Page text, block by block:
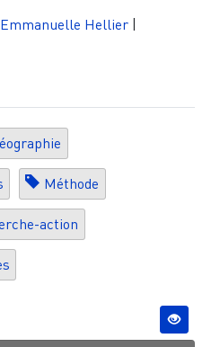
Emmanuelle Hellier|
Méthode
action